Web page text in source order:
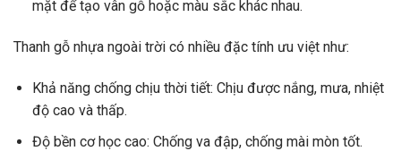
mặt để tạo vân gỗ hoặc màu sắc khác nhau.
Thanh gỗ nhựa ngoài trời có nhiều đặc tính ưu việt như:
Khả năng chống chịu thời tiết: Chịu được nắng, mưa, nhiệt
độ cao và thấp.
Độ bền cơ học cao: Chống va đập, chống mài mòn tốt.